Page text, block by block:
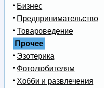
Бизнес
Предпринимательство
Товароведение
Прочее
Эзотерика
Фотолюбителям
Хобби и развлечения